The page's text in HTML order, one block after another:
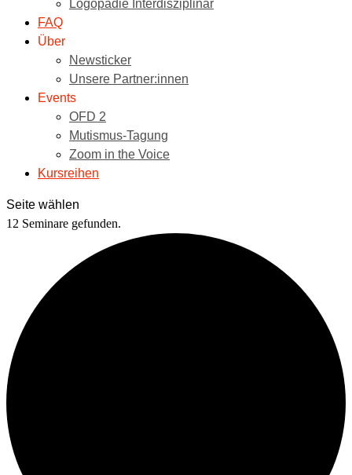
Logopädie Interdisziplinär
FAQ
Über
Newsticker
Unsere Partner:innen
Events
OFD 2
Mutismus-Tagung
Zoom in the Voice
Kursreihen
Seite wählen
12 Seminare gefunden.